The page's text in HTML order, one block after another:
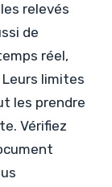
relevés
de
réel,
limites
les prendre
Vérifiez